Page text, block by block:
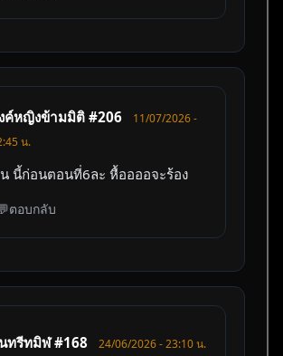
ค์หญิงข้ามมิติ #206
11/07/2026 -
น.
นี้ก่อนตอนที่6ละ หื้ออออจะร้อง
ตอบกลับ
ทรีทมิฬ #168 24/06/2026 - 23:10 น.